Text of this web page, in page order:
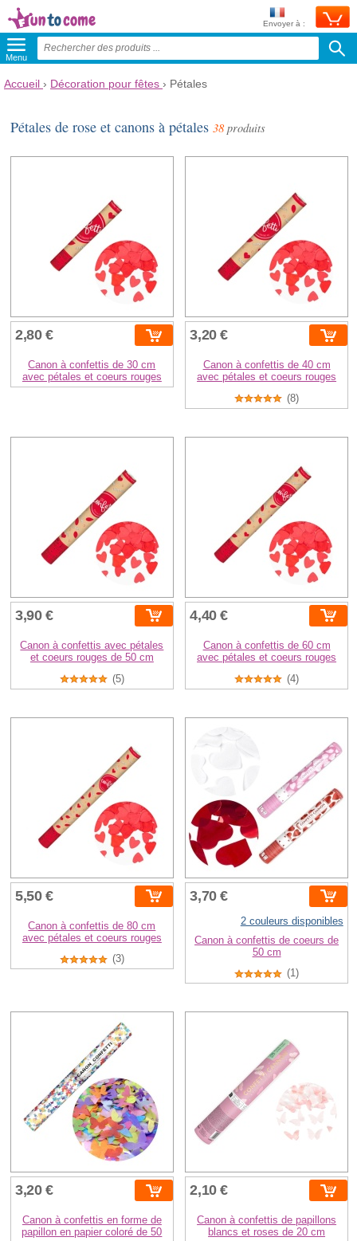
Envoyer à :
Menu
Accueil › Décoration pour fêtes › Pétales
Pétales de rose et canons à pétales38 produits
2,80 €
Canon à confettis de 30 cm
avec pétales et coeurs rouges
3,20 €
Canon à confettis de 40 cm
avec pétales et coeurs rouges
(8)
3,90 €
Canon à confettis avec pétales
et coeurs rouges de 50 cm
(5)
4,40 €
Canon à confettis de 60 cm
avec pétales et coeurs rouges
(4)
5,50 €
Canon à confettis de 80 cm
avec pétales et coeurs rouges
(3)
3,70 €
2 couleurs disponibles
Canon à confettis de coeurs de
50 cm
(1)
3,20 €
Canon à confettis en forme de
papillon en papier coloré de 50
2,10 €
Canon à confettis de papillons
blancs et roses de 20 cm